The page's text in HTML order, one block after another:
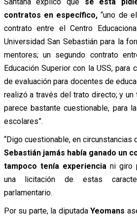
contratos en específico, “uno de
contrato entre el Centro
Universidad San Sebastián para la
mentores; un segundo contrato
Educación Superior con la USS, para
de evaluación para docentes de
realizó a través del trato directo; y un
parece bastante cuestionable, para
escolares”.
“Digo cuestionable, en circunstancias
Sebastián jamás había ganado un
tampoco tenía experiencia ni giro
una licitación de estas
parlamentario.
Por su parte, la diputadaYeomans